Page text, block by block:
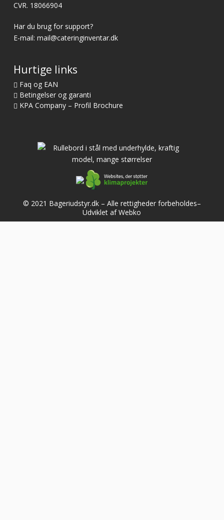
CVR. 18066904
Har du brug for support?
E-mail: mail@cateringinventar.dk
Hurtige links
Faq og EAN
Betingelser og garanti
KPA Company – Profil Brochure
© 2021 Bageriudstyr.dk – Alle rettigheder forbeholdes–
Udviklet af Webko